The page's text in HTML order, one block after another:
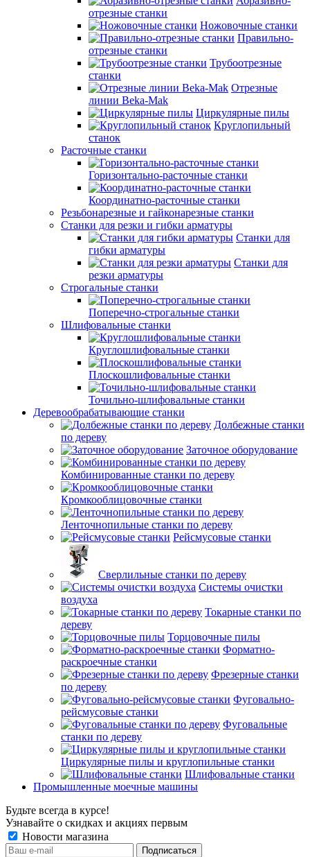
отрезные станки
Ножовочные станки
Правильно-
отрезные станки
Трубоотрезные
станки
Отрезные
линии Beka-Mak
Циркулярные пилы
Круглопильный
станок
Расточные станки
Горизонтально-расточные станки
Координатно-расточные станки
Резьбонарезные и гайконарезные станки
Станки для резки и гибки арматуры
Станки для
гибки арматуры
Станки для
резки арматуры
Строгальные станки
Поперечно-строгальные станки
Шлифовальные станки
Круглошлифовальные станки
Плоскошлифовальные станки
Точильно-шлифовальные станки
Деревообрабатывающие станки
Долбежные станки
по дереву
Заточное оборудование
Комбинированные станки по дереву
Кромкооблицовочные станки
Ленточнопильные станки по дереву
Рейсмусовые станки
Сверлильные станки по дереву
Системы очистки
воздуха
Токарные станки по
дереву
Торцовочные пилы
Форматно-
раскроечные станки
Фрезерные станки
по дереву
Фуговально-
рейсмусовые станки
Фуговальные
станки по дереву
Циркулярные пилы и круглопильные станки
Шлифовальные станки
Промышленные моечные машины
Будьте всегда в курсе!
Узнавайте о скидках и акциях первым
Новости магазина